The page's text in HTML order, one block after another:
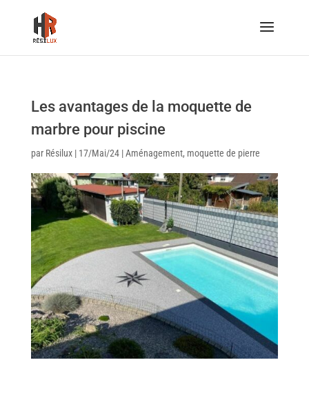
Les avantages de la moquette de
marbre pour piscine
par Résilux| 17/Mai/24|Aménagement, moquette de pierre